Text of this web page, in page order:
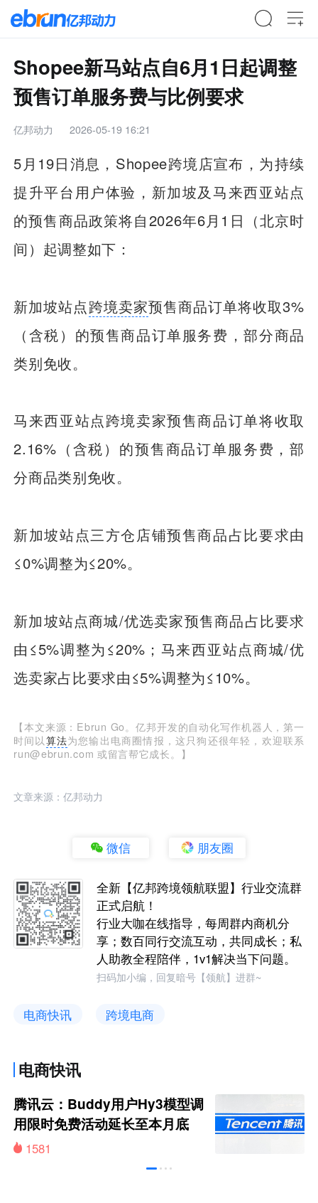
Shopee新马站点自6月1日起调整
预售订单服务费与比例要求
亿邦动力 2026-05-19 16:21
5月19日消息，Shopee跨境店宣布，为持续
提升平台用户体验，新加坡及马来西亚站点
的预售商品政策将自2026年6月1日（北京时
间）起调整如下：
新加坡站点跨境卖家预售商品订单将收取3%
（含税）的预售商品订单服务费，部分商品
类别免收。
马来西亚站点跨境卖家预售商品订单将收取
2.16%（含税）的预售商品订单服务费，部
分商品类别免收。
新加坡站点三方仓店铺预售商品占比要求由
≤0%调整为≤20%。
新加坡站点商城/优选卖家预售商品占比要求
由≤5%调整为≤20%；马来西亚站点商城/优
选卖家占比要求由≤5%调整为≤10%。
【本文来源：Ebrun Go。亿邦开发的自动化写作机器人，第一
时间以算法为您输出电商圈情报，这只狗还很年轻，欢迎联系
run@ebrun.com 或留言帮它成长。】
文章来源：亿邦动力
微信 朋友圈
全新【亿邦跨境领航联盟】行业交流群
正式启航！
行业大咖在线指导，每周群内商机分
享；数百同行交流互动，共同成长；私
人助教全程陪伴，1v1解决当下问题。
扫码加小编，回复暗号【领航】进群~
电商快讯 跨境电商
电商快讯
腾讯云：Buddy用户Hy3模型调
用限时免费活动延长至本月底
1581